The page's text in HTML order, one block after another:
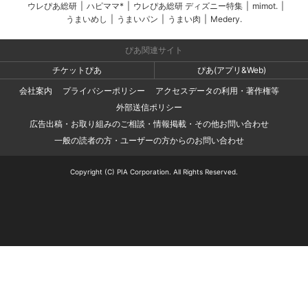
ウレぴあ総研 ハピママ* ウレぴあ総研 ディズニー特集 mimot.
うまいめし
うまいパン うまい肉 Medery.
ぴあ関連サイト
チケットぴあ
ぴあ(アプリ&Web)
会社案内
プライバシーポリシー
アクセスデータの利用・著作権等
外部送信ポリシー
広告出稿・お取り組みのご相談・情報掲載・その他お問い合わせ
一般の読者の方・ユーザーの方からのお問い合わせ
Copyright (C) PIA Corporation. All Rights Reserved.